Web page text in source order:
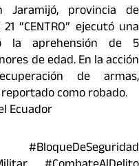
provincia de
“CENTRO” ejecutó una
la aprehensión de 5
de edad. En la acción
de armas,
como robado.
Ecuador